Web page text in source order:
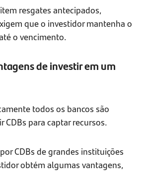
resgates antecipados,
que o investidor mantenha o
o vencimento.
de investir em um
todos os bancos são
CDBs para captar recursos.
CDBs de grandes instituições
obtém algumas vantagens,